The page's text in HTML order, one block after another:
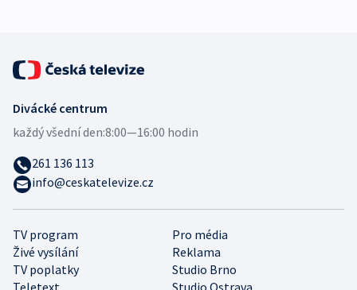
TV program
Pro média
Živé vysílání
Reklama
TV poplatky
Studio Brno
Divácké centrum
každý všední den:8:00—16:00 hodin
261 136 113
info@ceskatelevize.cz